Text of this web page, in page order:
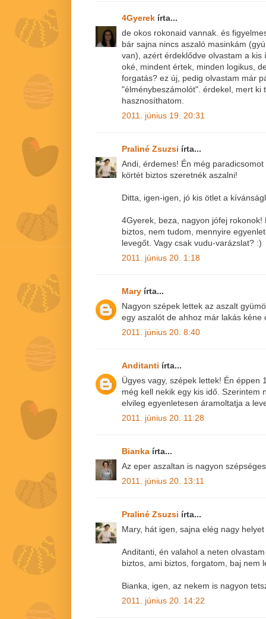
4Gyerek írta...
de okos rokonaid vannak. és
bár sajna nincs aszaló masinkám
van), azért érdeklődve olvastam a kis
oké, mindent értek, minden logikus,
forgatás? ez új, pedig olvastam már
"élménybeszámolót". érdekel, mert ki
hasznosíthatom.
2011. június 19. 20:31
Praliné Zsuzsi írta...
Andi, érdemes! Én még
körtét biztos szeretnék aszalni!
Ditta, igen-igen, jó kis ötlet a
4Gyerek, beza, nagyon jófej
biztos, nem tudom, mennyire
levegőt. Vagy csak vudu-varázslat? :)
2011. június 20. 1:18
Mary írta...
Nagyon szépek lettek az aszalt
egy aszalót de ahhoz már lakás kéne
2011. június 20. 8:40
Anditanti írta...
Ügyes vagy, szépek lettek! Én éppen
még kell nekik egy kis idő. Szerintem
elvileg egyenletesen áramoltatja a
2011. június 20. 11:28
Bianka írta...
Az eper aszaltan is nagyon
2011. június 20. 13:11
Praliné Zsuzsi írta...
Mary, hát igen, sajna elég nagy
Anditanti, én valahol a neten
biztos, ami biztos, forgatom, baj nem
Bianka, igen, az nekem is nagyon
2011. június 20. 14:22